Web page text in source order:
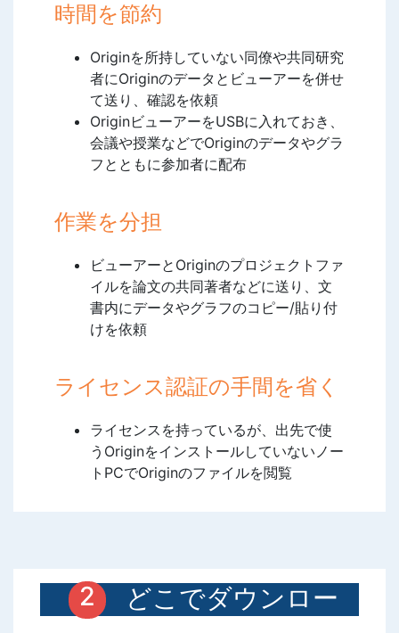
時間を節約
Originを所持していない同僚や共同研究
者にOriginのデータとビューアーを併せ
て送り、確認を依頼
OriginビューアーをUSBに入れておき、
会議や授業などでOriginのデータやグラ
フとともに参加者に配布
作業を分担
ビューアーとOriginのプロジェクトファ
イルを論文の共同著者などに送り、文
書内にデータやグラフのコピー/貼り付
けを依頼
ライセンス認証の手間を省く
ライセンスを持っているが、出先で使
うOriginをインストールしていないノー
トPCでOriginのファイルを閲覧
どこでダウンロー